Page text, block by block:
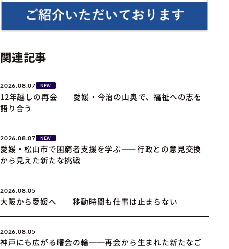
関連記事
2026.08.07 NEW
12年越しの再会――愛媛・今治の山奥で、福祉への志を
語り合う
2026.08.07 NEW
愛媛・松山市で困窮者支援を学ぶ――行政との意見交換
から見えた新たな挑戦
2026.08.05
大阪から愛媛へ──移動時間も仕事は止まらない
2026.08.05
神戸にも広がる曙会の輪──再会から生まれた新たなご